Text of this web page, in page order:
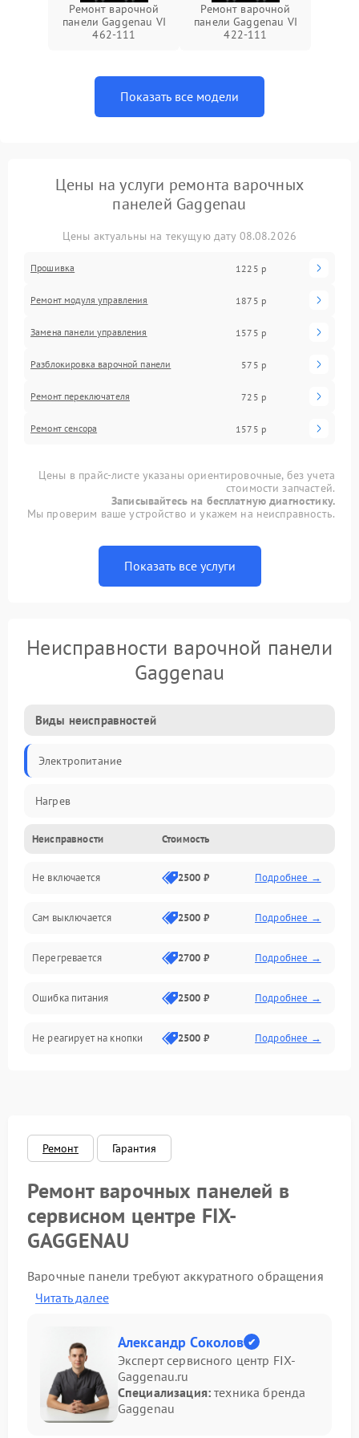
Ремонт варочной
панели Gaggenau VI
462-111
Ремонт варочной
панели Gaggenau VI
422-111
Показать все модели
Цены на услуги ремонта варочных
панелей Gaggenau
Цены актуальны на текущую дату 08.08.2026
Прошивка 1225 р
Ремонт модуля управления 1875 р
Замена панели управления 1575 р
Разблокировка варочной панели 575 р
Ремонт переключателя 725 р
Ремонт сенсора 1575 р
Цены в прайс-листе указаны ориентировочные, без учета
стоимости запчастей.
Записывайтесь на бесплатную диагностику.
Мы проверим ваше устройство и укажем на неисправность.
Показать все услуги
Неисправности варочной панели
Gaggenau
Виды неисправностей
Электропитание
Нагрев
Неисправности Стоимость
Не включается 2500 ₽ Подробнее →
Сам выключается 2500 ₽ Подробнее →
Перегревается 2700 ₽ Подробнее →
Ошибка питания 2500 ₽ Подробнее →
Не реагирует на кнопки 2500 ₽ Подробнее →
Ремонт Гарантия
Ремонт варочных панелей в
сервисном центре FIX-
GAGGENAU
Варочные панели требуют аккуратного обращения
и своевременного обслуживания. Даже
незначительные сбои могут повлиять на работу всей
Дону проводят ремонт Gaggenau с точным
соблюдением стандартов производителя, используя
оригинальные детали и современное
оборудование.
Основные неисправности и их
Читать далее
Александр Соколов
Эксперт сервисного центр FIX-
Gaggenau.ru
Специализация: техника бренда
Gaggenau